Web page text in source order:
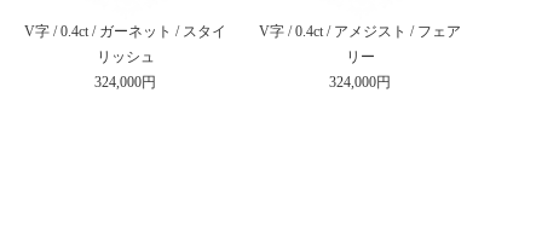
V字 / 0.4ct / ガーネット / スタイ
リッシュ
324,000円
V字 / 0.4ct / アメジスト / フェア
リー
324,000円